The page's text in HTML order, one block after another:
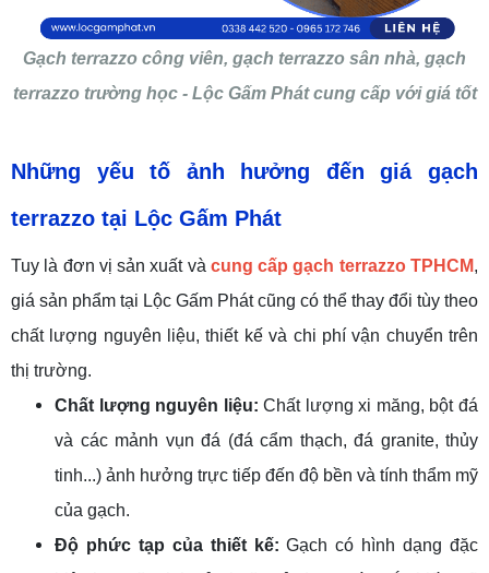
Gạch terrazzo công viên, gạch terrazzo sân nhà, gạch
terrazzo trường học - Lộc Gấm Phát cung cấp với giá tốt
Những
yếu tố ảnh hưởng đến giá gạch
terrazzo tại Lộc Gấm Phát
Tuy là đơn vị sản xuất và cung cấp gạch terrazzo TPHCM,
giá sản phẩm tại Lộc Gấm Phát cũng có thể thay đổi tùy theo
chất lượng nguyên liệu, thiết kế và chi phí vận chuyển trên
thị trường.
Chất lượng nguyên liệu: Chất lượng xi măng, bột đá
và các mảnh vụn đá (đá cẩm thạch, đá granite, thủy
tinh...) ảnh hưởng trực tiếp đến độ bền và tính thẩm mỹ
của gạch.
Độ phức tạp của thiết kế: Gạch có hình dạng đặc